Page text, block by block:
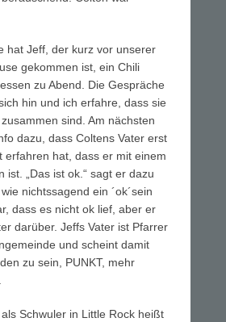
hat Jeff, der kurz vor unserer
gekommen ist, ein Chili
zu Abend. Die Gespräche
hin und ich erfahre, dass sie
sind. Am nächsten
dazu, dass Coltens Vater erst
erfahren hat, dass er mit einem
ist. „Das ist ok.“ sagt er dazu
nichtssagend ein ´ok´sein
dass es nicht ok lief, aber er
darüber. Jeffs Vater ist Pfarrer
und scheint damit
zu sein, PUNKT, mehr
Schwuler in Little Rock heißt